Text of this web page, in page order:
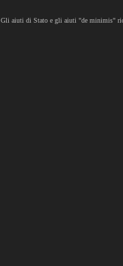
Gli aiuti di Stato e gli aiuti "de minimis"